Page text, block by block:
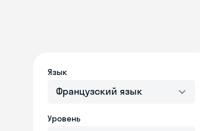
Язык
Французский язык
Уровень